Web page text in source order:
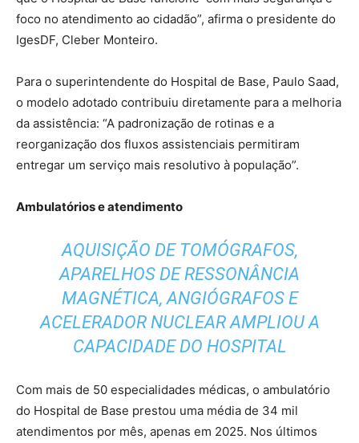
foco no atendimento ao cidadão”, afirma o presidente do
IgesDF, Cleber Monteiro.
Para o superintendente do Hospital de Base, Paulo Saad,
o modelo adotado contribuiu diretamente para a melhoria
da assistência: “A padronização de rotinas e a
reorganização dos fluxos assistenciais permitiram
entregar um serviço mais resolutivo à população”.
Ambulatórios e atendimento
AQUISIÇÃO DE TOMÓGRAFOS,
APARELHOS DE RESSONÂNCIA
MAGNÉTICA, ANGIÓGRAFOS E
ACELERADOR NUCLEAR AMPLIOU A
CAPACIDADE DO HOSPITAL
Com mais de 50 especialidades médicas, o ambulatório
do Hospital de Base prestou uma média de 34 mil
atendimentos por mês, apenas em 2025. Nos últimos